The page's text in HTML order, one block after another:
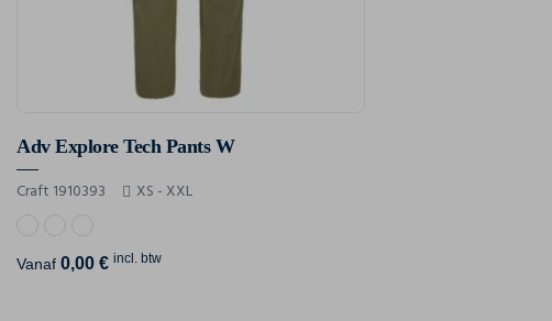
Adv Explore Tech Pants W
Craft 1910393 XS - XXL
Vanaf 0,00 € incl. btw